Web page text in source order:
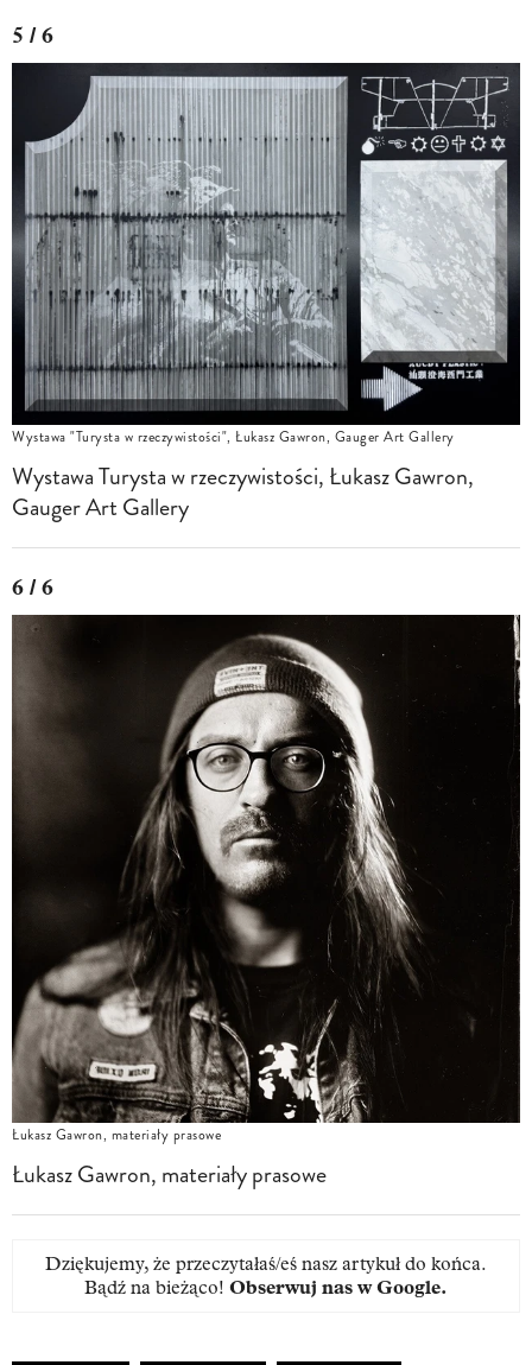
5 / 6
Wystawa "Turysta w rzeczywistości", Łukasz Gawron, Gauger Art Gallery
Wystawa Turysta w rzeczywistości, Łukasz Gawron,
Gauger Art Gallery
6 / 6
Łukasz Gawron, materiały prasowe
Łukasz Gawron, materiały prasowe
Dziękujemy, że przeczytałaś/eś nasz artykuł do końca.
Bądź na bieżąco! Obserwuj nas w Google.